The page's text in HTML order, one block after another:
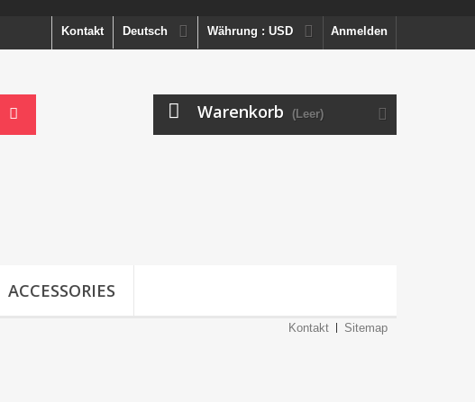
Anmelden
Währung : USD
Deutsch
Kontakt
Warenkorb (Leer)
ACCESSORIES
Kontakt Sitemap